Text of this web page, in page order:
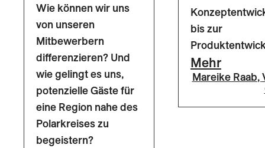
Wie können wir uns
von unseren
Mitbewerbern
differenzieren? Und
wie gelingt es uns,
potenzielle Gäste für
eine Region nahe des
Polarkreises zu
begeistern?
bis zur
Mehr
Mareike Raab,